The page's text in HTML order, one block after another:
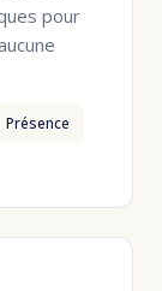
pour
Présence